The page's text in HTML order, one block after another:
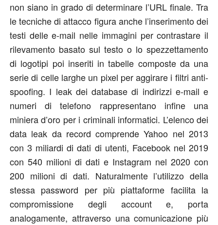
non siano in grado di determinare l’URL finale. Tra
le tecniche di attacco figura anche l’inserimento dei
testi delle e-mail nelle immagini per contrastare il
rilevamento basato sul testo o lo spezzettamento
di logotipi poi inseriti in tabelle composte da una
serie di celle larghe un pixel per aggirare i filtri anti-
spoofing. I leak dei database di indirizzi e-mail e
numeri di telefono rappresentano infine una
miniera d’oro per i criminali informatici. L’elenco dei
data leak da record comprende Yahoo nel 2013
con 3 miliardi di dati di utenti, Facebook nel 2019
con 540 milioni di dati e Instagram nel 2020 con
200 milioni di dati. Naturalmente l’utilizzo della
stessa password per più piattaforme facilita la
compromissione degli account e, porta
analogamente, attraverso una comunicazione più